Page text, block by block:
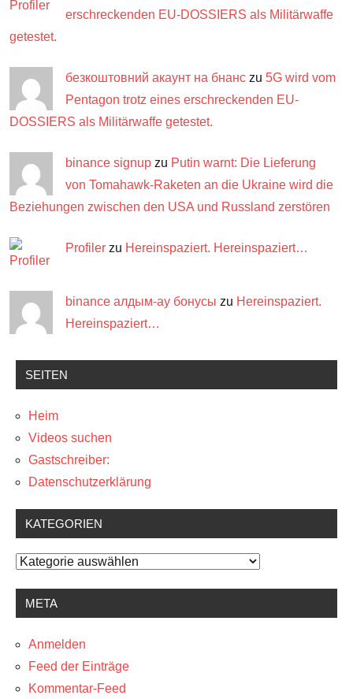
erschreckenden EU-DOSSIERS als Militärwaffe
getestet.
безкоштовний акаунт на бнанс zu 5G wird vom
Pentagon trotz eines erschreckenden EU-
DOSSIERS als Militärwaffe getestet.
binance signup zu Putin warnt: Die Lieferung
von Tomahawk-Raketen an die Ukraine wird die
Beziehungen zwischen den USA und Russland zerstören
Profiler zu Hereinspaziert. Hereinspaziert…
binance алдым-ау бонусы zu Hereinspaziert.
Hereinspaziert…
SEITEN
Heim
Videos suchen
Gastschreiber:
Datenschutzerklärung
KATEGORIEN
Kategorien
META
Anmelden
Feed der Einträge
Kommentar-Feed